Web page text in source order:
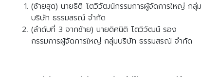
Search
(ซ้ายสุด) นายธิติ โตวิวัฒน์กรรมการผู้จัดการใหญ่ กลุ่ม
บริษัท ธรรมสรณ์ จำกัด
(ลำดับที่ 3 จากซ้าย) นายดิศนิติ โตวิวัฒน์ รอง
กรรมการผู้จัดการใหญ่ กลุ่มบริษัท ธรรมสรณ์ จำกัด